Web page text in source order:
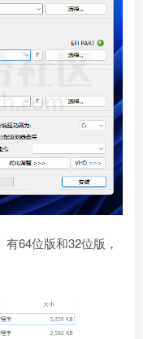
有64位版和32位版，